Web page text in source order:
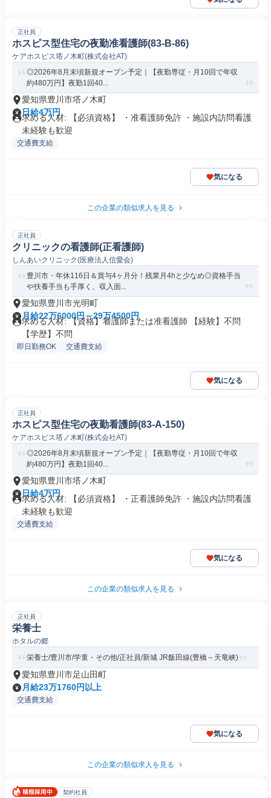
正社員
ホスピス型住宅の夜勤准看護師(83-B-86)
ケアホスピス塔ノ木町(株式会社AT)
◎2026年8月末頃新規オープン予定｜【夜勤専従・月10回で年収
約480万円】夜勤1回40...
愛知県豊川市塔ノ木町
日給4万円
求める人材: 【必須資格】 ・准看護師免許 ・施設内訪問看護
未経験も歓迎
交通費支給
気になる
この企業の類似求人を見る
正社員
クリニックの看護師(正看護師)
しんあいクリニック(医療法人信愛会)
豊川市・年休116日＆賞与4ヶ月分！残業月4hと少なめ◎資格手当
や扶養手当も手厚く、収入面...
愛知県豊川市光明町
月給22万6000円～29万4500円
求める人材: 【資格】看護師または准看護師 【経験】不問
【学歴】不問
即日勤務OK 交通費支給
気になる
正社員
ホスピス型住宅の夜勤看護師(83-A-150)
ケアホスピス塔ノ木町(株式会社AT)
◎2026年8月末頃新規オープン予定｜【夜勤専従・月10回で年収
約480万円】夜勤1回40...
愛知県豊川市塔ノ木町
日給4万円
求める人材: 【必須資格】 ・正看護師免許 ・施設内訪問看護
未経験も歓迎
交通費支給
気になる
この企業の類似求人を見る
正社員
栄養士
ホタルの郷
栄養士/豊川市/学童・その他/正社員/新城 JR飯田線(豊橋～天竜峡)
愛知県豊川市足山田町
月給23万1760円以上
交通費支給
気になる
この企業の類似求人を見る
契約社員